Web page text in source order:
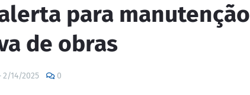
para manutenção
de obras
2/14/2025 0